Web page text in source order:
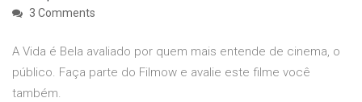
3 Comments
A Vida é Bela avaliado por quem mais entende de cinema, o
público. Faça parte do Filmow e avalie este filme você
também.